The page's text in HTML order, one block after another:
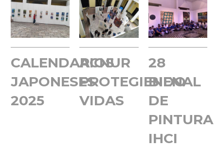
CALENDARIOS
JAPONESES
2025
ACNUR
PROTEGIENDO
VIDAS
28
BIENAL
DE
PINTURA
IHCI